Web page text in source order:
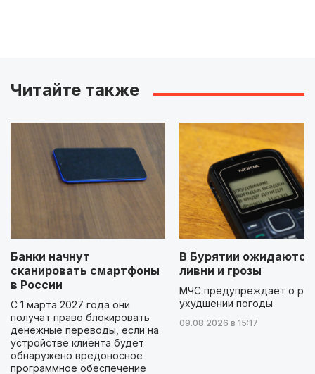
Читайте также
Банки начнут
сканировать смартфоны
в России
С 1 марта 2027 года они
получат право блокировать
денежные переводы, если на
устройстве клиента будет
обнаружено вредоносное
программное обеспечение
В Бурятии ожидаются
ливни и грозы
МЧС предупреждает о
ухудшении погоды
09.08.2026 в 15:17